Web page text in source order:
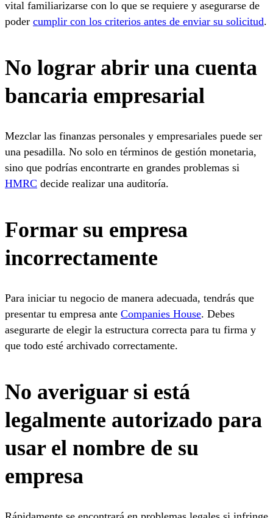
vital familiarizarse con lo que se requiere y asegurarse de
poder cumplir con los criterios antes de enviar su solicitud.
No lograr abrir una cuenta
bancaria empresarial
Mezclar las finanzas personales y empresariales puede ser
una pesadilla. No solo en términos de gestión monetaria,
sino que podrías encontrarte en grandes problemas si
HMRC decide realizar una auditoría.
Formar su empresa
incorrectamente
Para iniciar tu negocio de manera adecuada, tendrás que
presentar tu empresa ante Companies House. Debes
asegurarte de elegir la estructura correcta para tu firma y
que todo esté archivado correctamente.
No averiguar si está
legalmente autorizado para
usar el nombre de su
empresa